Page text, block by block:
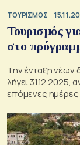
ΤΟΥΡΙΣΜΟΣ
Τουρισμός
στο
Την ένταξη νέων
λήγει
επόμενες